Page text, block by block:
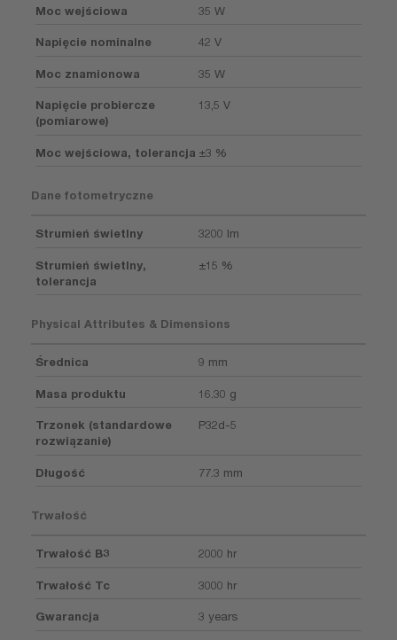
Moc wejściowa 35 W
Napięcie nominalne 42 V
Moc znamionowa 35 W
Napięcie probiercze
(pomiarowe)
13,5 V
Moc wejściowa, tolerancja ±3 %
Dane fotometryczne
Strumień świetlny 3200 lm
Strumień świetlny,
tolerancja
±15 %
Physical Attributes & Dimensions
Średnica 9 mm
Masa produktu 16.30 g
Trzonek (standardowe
rozwiązanie)
P32d-5
Długość 77.3 mm
Trwałość
Trwałość B3 2000 hr
Trwałość Tc 3000 hr
Gwarancja 3 years